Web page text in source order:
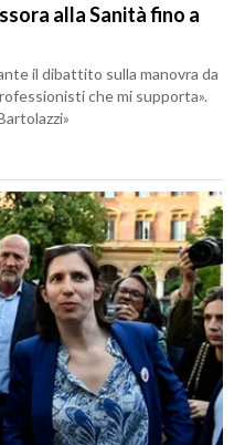
alla Sanità fino a
il dibattito sulla manovra da
che mi supporta».